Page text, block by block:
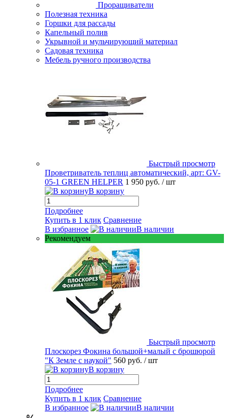
Проращиватели
Полезная техника
Горшки для рассады
Капельный полив
Укрывной и мульчирующий материал
Садовая техника
Мебель ручного производства
Быстрый просмотр
Проветриватель теплиц автоматический, арт: GV-
05-1 GREEN HELPER 1 950 руб. / шт
В корзину
Подробнее
Купить в 1 клик Сравнение
В избранное
В наличии
Рекомендуем
Быстрый просмотр
Плоскорез Фокина большой+малый с брошюрой
"К Земле с наукой" 560 руб. / шт
В корзину
Подробнее
Купить в 1 клик Сравнение
В избранное
В наличии